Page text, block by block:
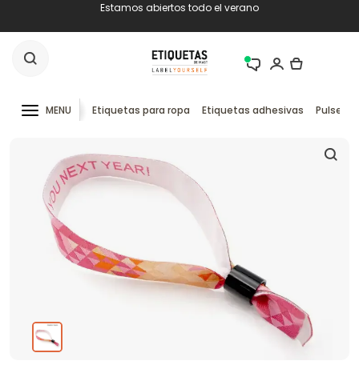
Estamos abiertos todo el verano
MENU Etiquetas para ropa Etiquetas adhesivas